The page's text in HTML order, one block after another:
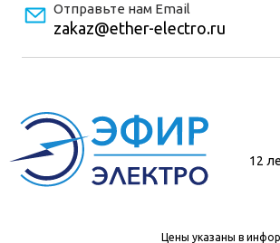
Отправьте нам Email
zakaz@ether-electro.ru
12
Цены указаны в